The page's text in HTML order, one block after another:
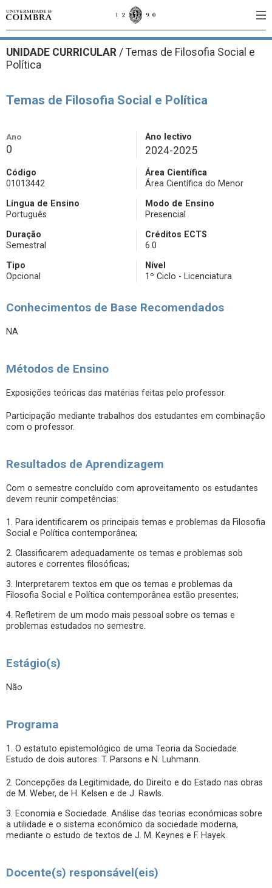
UNIDADE CURRICULAR / Temas de Filosofia Social e
Política
Temas de Filosofia Social e Política
Ano
0
Ano lectivo
2024-2025
Código
01013442
Área Científica
Área Científica do Menor
Língua de Ensino
Português
Modo de Ensino
Presencial
Duração
Semestral
Créditos ECTS
6.0
Tipo
Opcional
Nível
1º Ciclo - Licenciatura
Conhecimentos de Base Recomendados
NA
Métodos de Ensino
Exposições teóricas das matérias feitas pelo professor.
Participação mediante trabalhos dos estudantes em combinação
com o professor.
Resultados de Aprendizagem
Com o semestre concluído com aproveitamento os estudantes
devem reunir competências:
1. Para identificarem os principais temas e problemas da Filosofia
Social e Política contemporânea;
2. Classificarem adequadamente os temas e problemas sob
autores e correntes filosóficas;
3. Interpretarem textos em que os temas e problemas da
Filosofia Social e Política contemporânea estão presentes;
4. Refletirem de um modo mais pessoal sobre os temas e
problemas estudados no semestre.
Estágio(s)
Não
Programa
1. O estatuto epistemológico de uma Teoria da Sociedade.
Estudo de dois autores: T. Parsons e N. Luhmann.
2. Concepções da Legitimidade, do Direito e do Estado nas obras
de M. Weber, de H. Kelsen e de J. Rawls.
3. Economia e Sociedade. Análise das teorias económicas sobre
a utilidade e o sistema económico da sociedade moderna,
mediante o estudo de textos de J. M. Keynes e F. Hayek.
Docente(s) responsável(eis)